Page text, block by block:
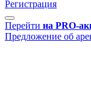
Регистрация
Перейти на PRO-
Предложение об